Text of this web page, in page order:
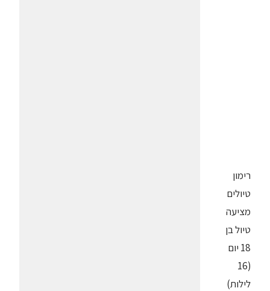
רימון
טיולים
מציעה
טיול בן
18 יום
(16
לילות)